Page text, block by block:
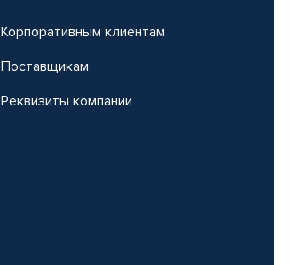
Корпоративным клиентам
Поставщикам
Реквизиты компании